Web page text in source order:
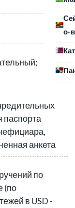
о-
паспорта
анкета
по
(по
в USD -